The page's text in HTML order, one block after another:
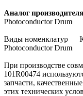
Аналог
Photoconductor Drum
Виды номенклатур —
Photoconductor Drum
При производстве
101R00474
запчасти,
этих технических